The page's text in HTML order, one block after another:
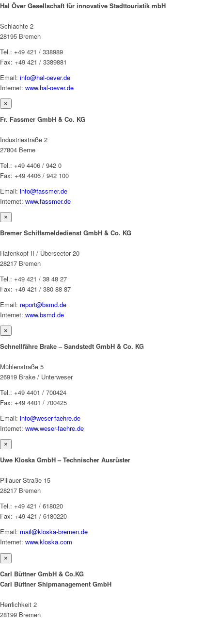
Hal Över Gesellschaft für innovative Stadttouristik mbH
Schlachte 2
28195 Bremen
Tel.: +49 421 / 338989
Fax: +49 421 / 3389881
Email: info@hal-oever.de
Internet: www.hal-oever.de
×
Fr. Fassmer GmbH & Co. KG
Industriestraße 2
27804 Berne
Tel.: +49 4406 / 942 0
Fax: +49 4406 / 942 100
Email: info@fassmer.de
Internet: www.fassmer.de
×
Bremer Schiffsmeldedienst GmbH & Co. KG
Hafenkopf II / Überseetor 20
28217 Bremen
Tel.: +49 421 / 38 48 27
Fax: +49 421 / 380 88 87
Email: report@bsmd.de
Internet: www.bsmd.de
×
Schnellfähre Brake – Sandstedt GmbH & Co. KG
Mühlenstraße 5
26919 Brake / Unterweser
Tel.: +49 4401 / 700424
Fax: +49 4401 / 700425
Email: info@weser-faehre.de
Internet: www.weser-faehre.de
×
Uwe Kloska GmbH – Technischer Ausrüster
Pillauer Straße 15
28217 Bremen
Tel.: +49 421 / 618020
Fax: +49 421 / 6180220
Email: mail@kloska-bremen.de
Internet: www.kloska.com
×
Carl Büttner GmbH & Co.KG
Carl Büttner Shipmanagement GmbH
Herrlichkeit 2
28199 Bremen